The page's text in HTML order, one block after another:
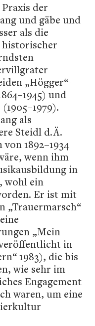
der
und gäbe und
als die
„Högger“-
und
als
Steidl d. Ä.
1892–1934
wenn ihm
in
wohl ein
Er ist mit
„Trauermarsch“
„Mein
in
1983), die bis
wie sehr im
Engagement
waren, um eine